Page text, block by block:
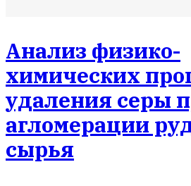
Анализ физико-
химических
удаления серы
агломерации
сырья